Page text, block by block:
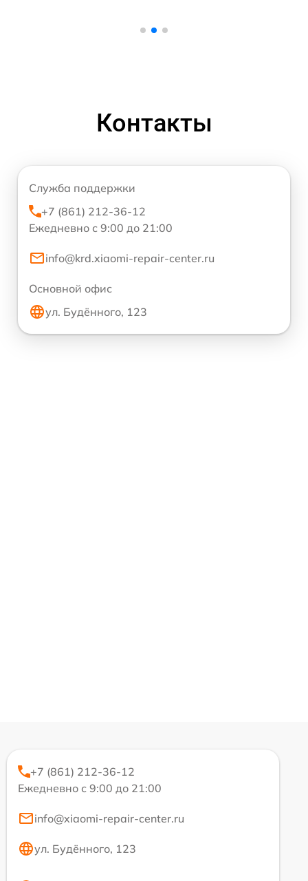
Контакты
Служба поддержки
+7 (861) 212-36-12
Ежедневно с 9:00 до 21:00
info@krd.xiaomi-repair-center.ru
Основной офис
ул. Будённого, 123
+7 (861) 212-36-12
Ежедневно с 9:00 до 21:00
info@xiaomi-repair-center.ru
ул. Будённого, 123